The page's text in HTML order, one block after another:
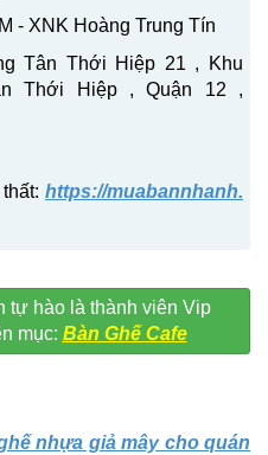
- XNK Hoàng Trung Tín
Tân Thới Hiệp 21 , Khu
Thới Hiệp , Quận 12 ,
https://muabannhanh.
tự hào là thành viên Vip
mục: Bàn Ghế Cafe
nhựa giả mây cho quán